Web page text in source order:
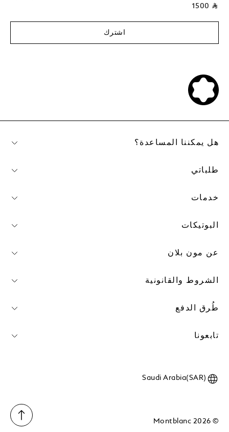
⃁
اشترك
طُرق الدفع
تابعونا
هل يمكننا المساعدة؟
طلباتي
خدمات
البوتيكات
عن مون بلان
الشروط والقانونية
© 2026 Montblanc
Saudi Arabia(SAR)